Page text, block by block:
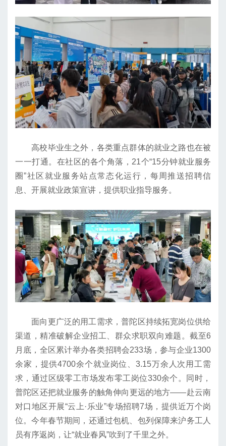
高校毕业生之外，各类重点群体的就业之路也在被
一一打通。在社区的各个角落，21个“15分钟就业服务
圈”社区就业服务站点常态化运行，每周推送招聘信
息、开展就业政策宣讲，提供职业指导服务。
面向更广泛的用工需求，普陀区持续拓宽岗位供给
渠道，精准破解企业招工、群众求职双向难题。截至6
月底，全区累计举办各类招聘会233场，参与企业1300
余家，提供4700余个就业岗位、3.15万余人次用工需
求，通过区级零工市场发布零工岗位330余个。同时，
普陀区还把就业服务的触角伸向更远的地方——赴云南
对口地区开展“云上·乐业”专场招聘7场，提供近万个岗
位。今年春节期间，还通过包机、包列保障来沪务工人
员有序返岗，让“就业春风”吹到了千里之外。